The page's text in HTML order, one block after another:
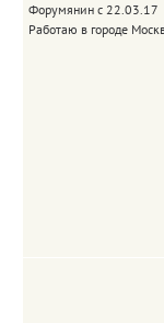
Форумянин с 22.03.17
Работаю в городе